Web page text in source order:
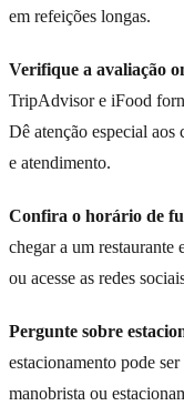
em refeições longas.
Verifique a avaliação
TripAdvisor e iFood
Dê atenção especial aos
e atendimento.
Confira o horário de
chegar a um restaurante
ou acesse as redes
Pergunte sobre
estacionamento pode
manobrista ou